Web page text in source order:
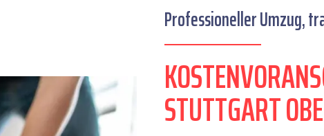
Professioneller Umzug,
STUTTGART